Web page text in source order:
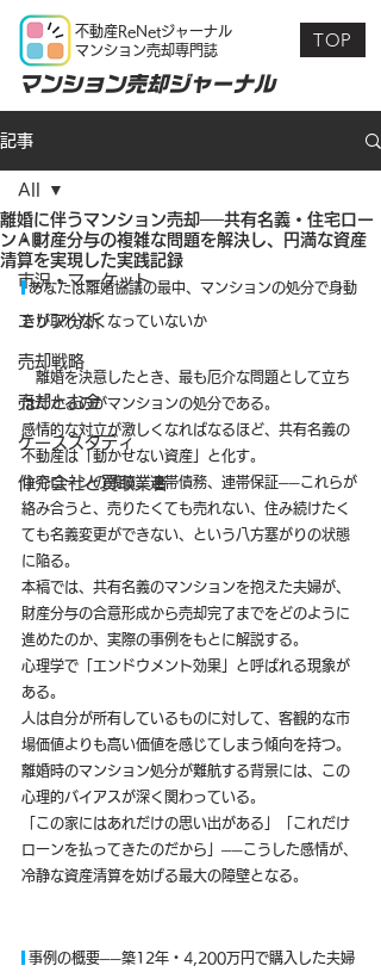
不動産ReNetジャーナル
マンション売却専門誌
マンション売却ジャーナル
TOP
記事
All
市況・マーケット
エリア分析
売却戦略
売却とお金
ケーススタディ
仲介会社と買取業者
All
離婚に伴うマンション売却──共有名義・住宅ロー
ン・財産分与の複雑な問題を解決し、円満な資産
清算を実現した実践記録
あなたは離婚協議の最中、マンションの処分で身動
きが取れなくなっていないか
離婚を決意したとき、最も厄介な問題として立ち
はだかるのがマンションの処分である。
感情的な対立が激しくなればなるほど、共有名義の
不動産は「動かせない資産」と化す。
住宅ローンの残債、連帯債務、連帯保証──これらが
絡み合うと、売りたくても売れない、住み続けたく
ても名義変更ができない、という八方塞がりの状態
に陥る。
本稿では、共有名義のマンションを抱えた夫婦が、
財産分与の合意形成から売却完了までをどのように
進めたのか、実際の事例をもとに解説する。
心理学で「エンドウメント効果」と呼ばれる現象が
ある。
人は自分が所有しているものに対して、客観的な市
場価値よりも高い価値を感じてしまう傾向を持つ。
離婚時のマンション処分が難航する背景には、この
心理的バイアスが深く関わっている。
「この家にはあれだけの思い出がある」「これだけ
ローンを払ってきたのだから」──こうした感情が、
冷静な資産清算を妨げる最大の障壁となる。
事例の概要──築12年・4,200万円で購入した夫婦